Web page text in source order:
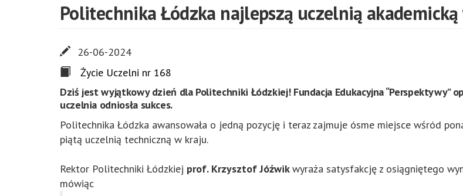
Politechnika Łódzka najlepszą uczelnią
26-06-2024
Życie Uczelni nr 168
Dziś jest wyjątkowy dzień dla Politechniki Łódzkiej! Fundacja Edukacyjna “Perspektywy”
uczelnia odniosła sukces.
Politechnika Łódzka awansowała o jedną pozycję i teraz zajmuje ósme miejsce wśród
piątą uczelnią techniczną w kraju.
Rektor Politechniki Łódzkiej prof. Krzysztof Jóźwikwyraża satysfakcję z osiągniętego
mówiąc